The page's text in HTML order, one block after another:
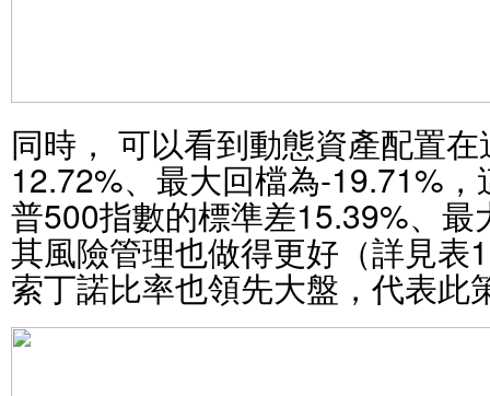
同時， 可以看到動態資產配置
12.72%、最大回檔為-19.71%
普500指數的標準差15.39%、
其風險管理也做得更好（詳見表
索丁諾比率也領先大盤，代表此